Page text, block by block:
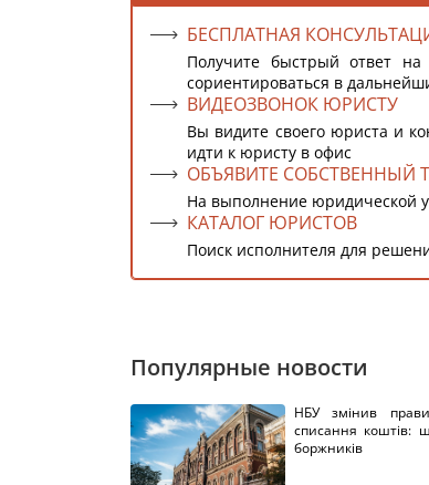
БЕСПЛАТНАЯ
Получите быстрый ответ
сориентироваться в
ВИДЕОЗВОНОК ЮРИСТУ
Вы видите своего юриста и
идти к юристу в офис
ОБЪЯВИТЕ СОБСТВЕННЫЙ
На выполнение юридической
КАТАЛОГ ЮРИСТОВ
Поиск исполнителя для
Популярные новости
НБУ змінив
списання коштів:
боржників